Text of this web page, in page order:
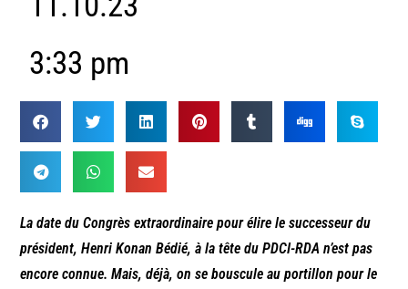
3:33 pm
La date du Congrès extraordinaire pour élire le successeur du
président, Henri Konan Bédié, à la tête du PDCI-RDA n’est pas
encore connue. Mais, déjà, on se bouscule au portillon pour le